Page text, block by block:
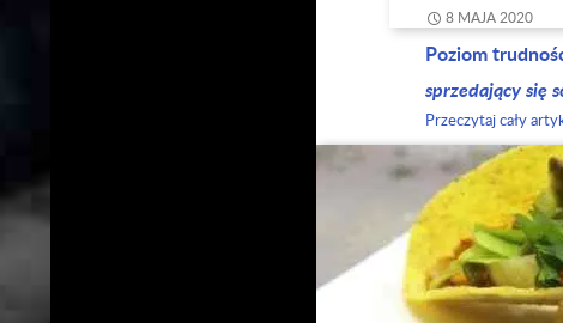
8 MAJA 2020
Poziom
sprzedający się
Przeczytaj cały